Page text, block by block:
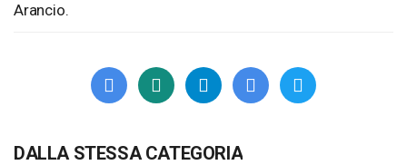
Arancio.
DALLA STESSA CATEGORIA